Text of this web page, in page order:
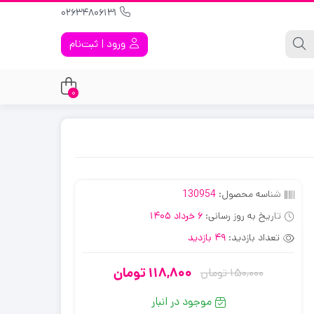
ورود | ثبت‌نام
0
شناسه محصول: 130954
تاریخ به روز رسانی: 6 خرداد 1405
تعداد بازدید: 49 بازدید
150,000تومان
قیمت
اصلی:
118,800 تومان
قیمت
فعلی:
موجود در انبار